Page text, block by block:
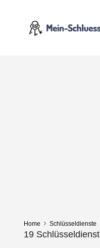
Home Schlüsseldienste
19